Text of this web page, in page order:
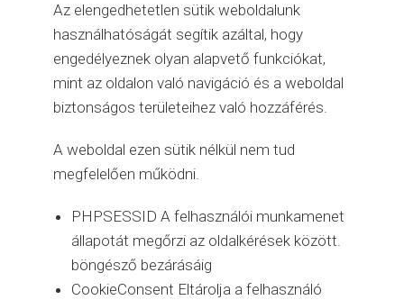
Az elengedhetetlen sütik weboldalunk
használhatóságát segítik azáltal, hogy
engedélyeznek olyan alapvető funkciókat,
mint az oldalon való navigáció és a weboldal
biztonságos területeihez való hozzáférés.
A weboldal ezen sütik nélkül nem tud
megfelelően működni.
PHPSESSID A felhasználói munkamenet
állapotát megőrzi az oldalkérések között.
böngésző bezárásáig
CookieConsent Eltárolja a felhasználó